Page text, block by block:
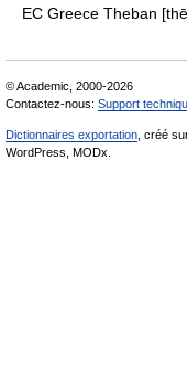
EC Greece Theban
© Academic, 2000-2026
Contactez-nous: Support
Dictionnaires exportation , créé
WordPress, MODx.